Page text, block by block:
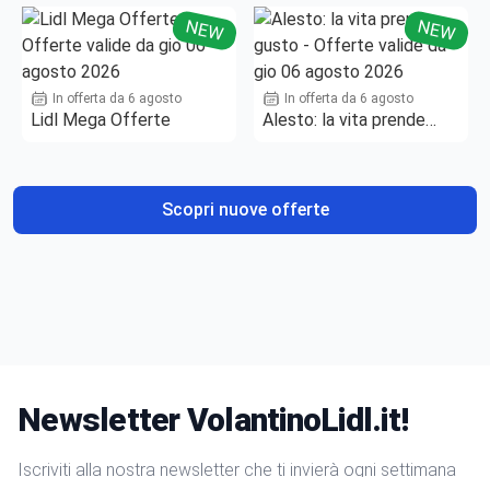
NEW
In offerta da 6 agosto
Lidl Mega Offerte
NEW
In offerta da 6 agosto
Alesto: la vita prende
Scopri nuove offerte
Newsletter VolantinoLidl.it!
Iscriviti alla nostra newsletter che ti invierà ogni settimana